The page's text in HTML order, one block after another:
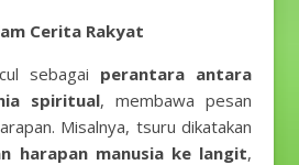
Cerita Rakyat
sebagai perantara antara
spiritual, membawa pesan
Misalnya, tsuru dikatakan
harapan manusia ke langit,